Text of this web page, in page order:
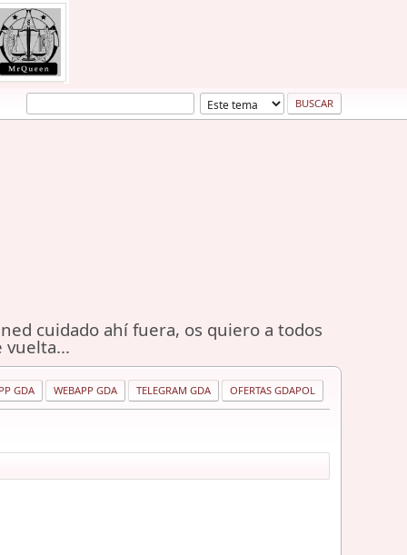
cuidado ahí fuera, os quiero a todos
vuelta...
GDA WEBAPP GDA TELEGRAM GDA OFERTAS GDAPOL